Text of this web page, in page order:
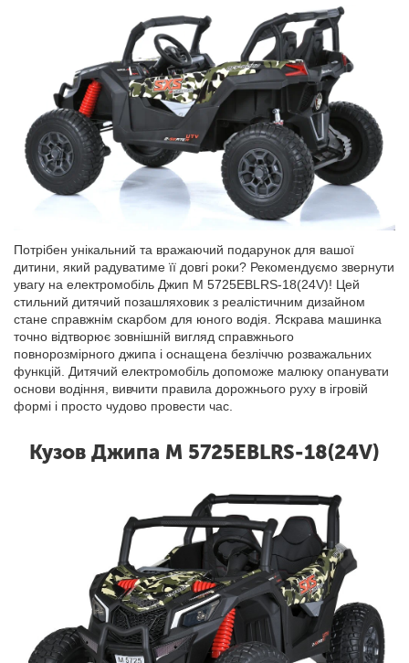
Потрібен унікальний та вражаючий подарунок для вашої
дитини, який радуватиме її довгі роки? Рекомендуємо звернути
увагу на електромобіль Джип M 5725EBLRS-18(24V)! Цей
стильний дитячий позашляховик з реалістичним дизайном
стане справжнім скарбом для юного водія. Яскрава машинка
точно відтворює зовнішній вигляд справжнього
повнорозмірного джипа і оснащена безліччю розважальних
функцій. Дитячий електромобіль допоможе малюку опанувати
основи водіння, вивчити правила дорожнього руху в ігровій
формі і просто чудово провести час.
Кузов Джипа M 5725EBLRS-18(24V)